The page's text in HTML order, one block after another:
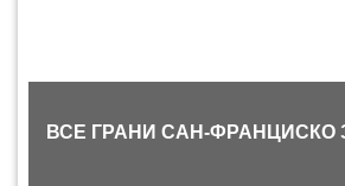
ВСЕ ГРАНИ САН-ФРАНЦИСКО